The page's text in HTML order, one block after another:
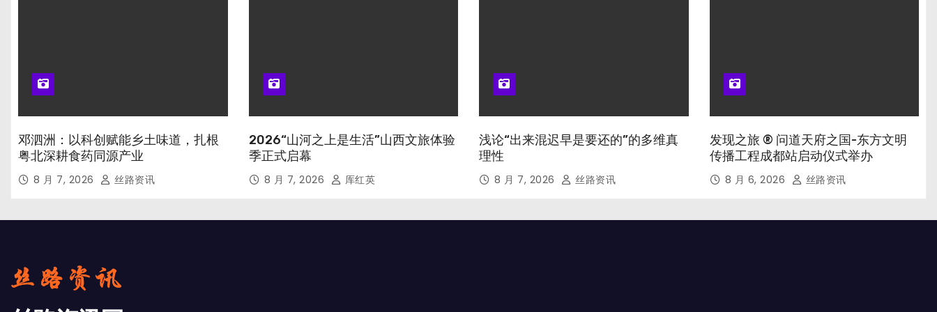
邓泗洲：以科创赋能乡土味道，扎根
粤北深耕食药同源产业
8 月 7, 2026 丝路资讯
2026“山河之上是生活”山西文旅体验
季正式启幕
8 月 7, 2026 厍红英
浅论“出来混迟早是要还的”的多维真
理性
8 月 7, 2026 丝路资讯
发现之旅 ® 问道天府之国-东方文明
传播工程成都站启动仪式举办
8 月 6, 2026 丝路资讯